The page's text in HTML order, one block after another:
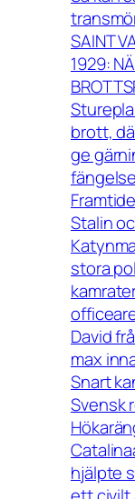
SAINT
1929:
brott,
ge
Stalin
stora
David
max
Snart
Svensk
hjälpte